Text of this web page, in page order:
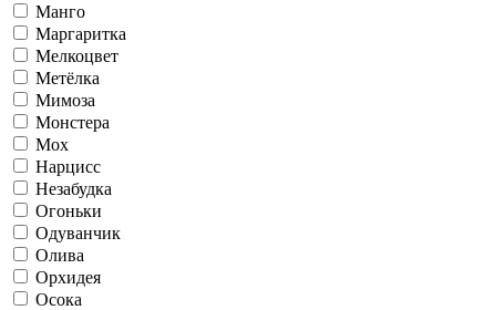
Манго
Маргаритка
Мелкоцвет
Метёлка
Мимоза
Монстера
Мох
Нарцисс
Незабудка
Огоньки
Одуванчик
Олива
Орхидея
Осока